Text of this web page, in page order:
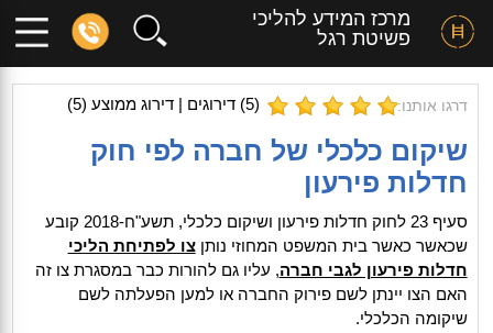
מרכז המידע להליכי
פשיטת רגל
דרגו אותנו: (
5) דירוגים | דירוג ממוצע (5
)
שיקום כלכלי של חברה לפי חוק
חדלות פירעון
סעיף 23 לחוק חדלות פירעון ושיקום כלכלי, תשע"ח-2018 קובע
שכאשר כאשר בית המשפט המחוזי נותןצו לפתיחת הליכי
חדלות פירעון לגבי חברה, עליו גם להורות כבר במסגרת צו זה
האם הצו יינתן לשם פירוק החברה או למען הפעלתה לשם
שיקומה הכלכלי.